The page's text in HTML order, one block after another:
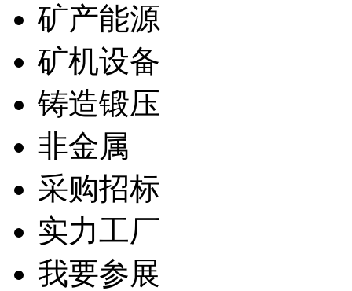
矿产能源
矿机设备
铸造锻压
非金属
采购招标
实力工厂
我要参展